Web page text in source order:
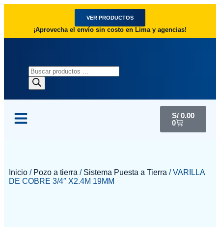
VER PRODUCTOS
¡Aprovecha el envío sin costo en Lima y agencias!
S/ 0.00
0
Inicio / Pozo a tierra / Sistema Puesta a Tierra / VARILLA
DE COBRE 3/4″ X2.4M 19MM